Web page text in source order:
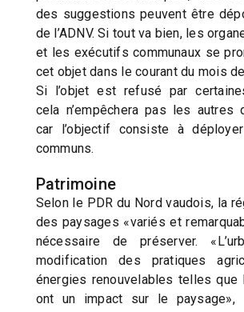
des suggestions peuvent être
de l’ADNV. Si tout va bien, les
et les exécutifs communaux se
cet objet dans le courant du mois
Si l’objet est refusé par
cela n’empêchera pas les autres
car l’objectif consiste à
communs.
Patrimoine
Selon le PDR du Nord vaudois, la
des paysages «variés et
nécessaire de préserver.
modification des pratiques
énergies renouvelables telles que
ont un impact sur le paysage»,